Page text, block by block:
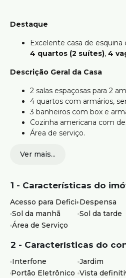
Destaque
Excelente casa de
4 quartos (2 suítes), 4
Descrição Geral da Casa
2 salas espaçosas para 2
4 quartos com armários,
3 banheiros com box e
Cozinha americana com
Área de serviço.
Vista panorâmica para a
04 vagas de garagem.
Localização
Vila Paris é um bairro
Sul de Belo Horizonte.
Senhora das Graças,
de Aquino, Mercado EPA e
avenidas Raja Gagaglia e
Ver mais...
1 - Características do
Acesso para DeficientesDespensa
Sol da manhã
Sol da tarde
Área de Serviço
2 - Características do
Interfone Jardim
Portão Eletrônico Vista